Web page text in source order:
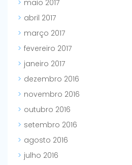
maio 2017
abril 2017
março 2017
fevereiro 2017
janeiro 2017
dezembro 2016
novembro 2016
outubro 2016
setembro 2016
agosto 2016
julho 2016